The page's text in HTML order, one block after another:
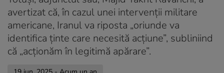
AIEA afirmă că nu există „efecte radiologice” după
lovirea reactorului de la Arak
Acum un an
Principalele evenimente ale zilei de până acum
avertizat că, în cazul unei intervenții militare
americane, Iranul va riposta „oriunde va
identifica ținte care necesită acțiune”, subliniind
că „acționăm în legitimă apărare”.